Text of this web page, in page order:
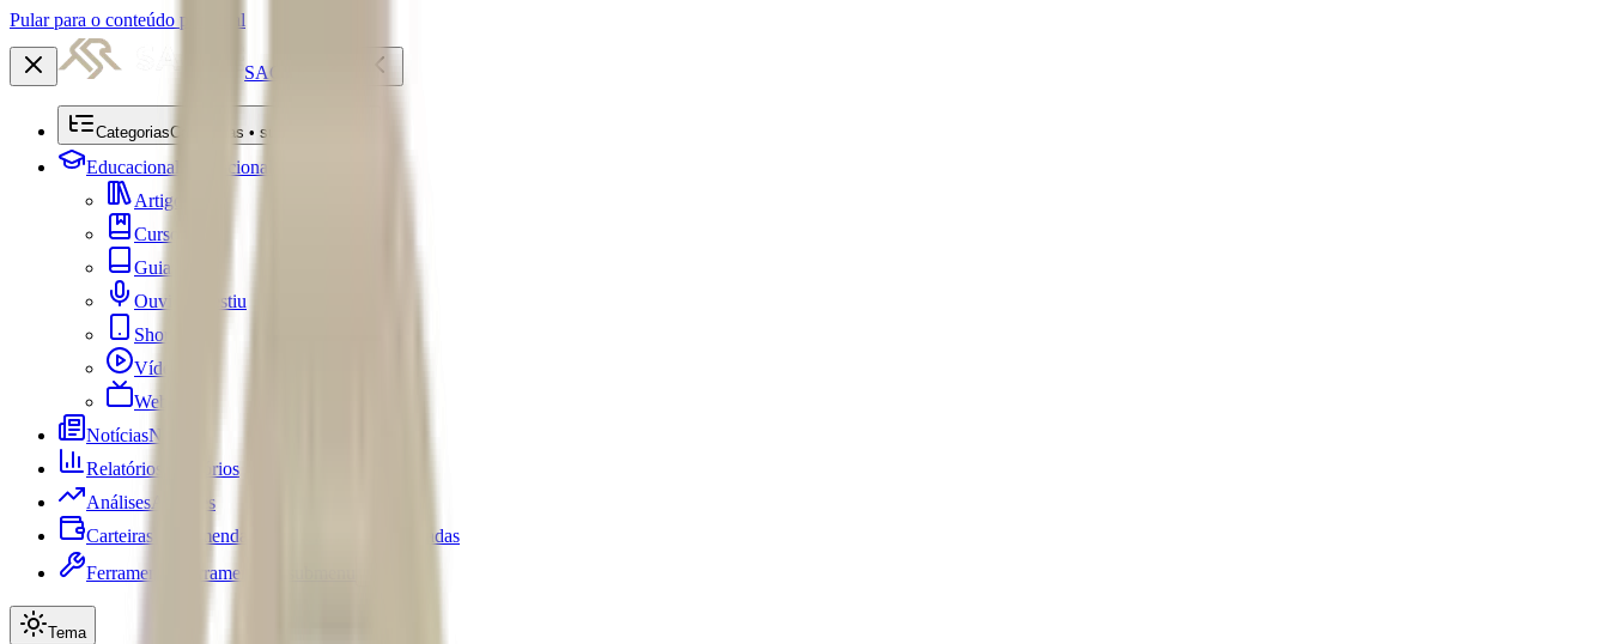
Pular para o conteúdo principal
SACRE
CategoriasCategorias • submenu
Educacional
Educacional
Artigos
Cursos
Guias
Ouviu Investiu
Shorts
Vídeos
Webséries
NotíciasNotícias
Relatórios
Relatórios
Análises Análises
Carteiras Recomendadas
Carteiras Recomendadas
Ferramentas
Ferramentas • submenu
Tema